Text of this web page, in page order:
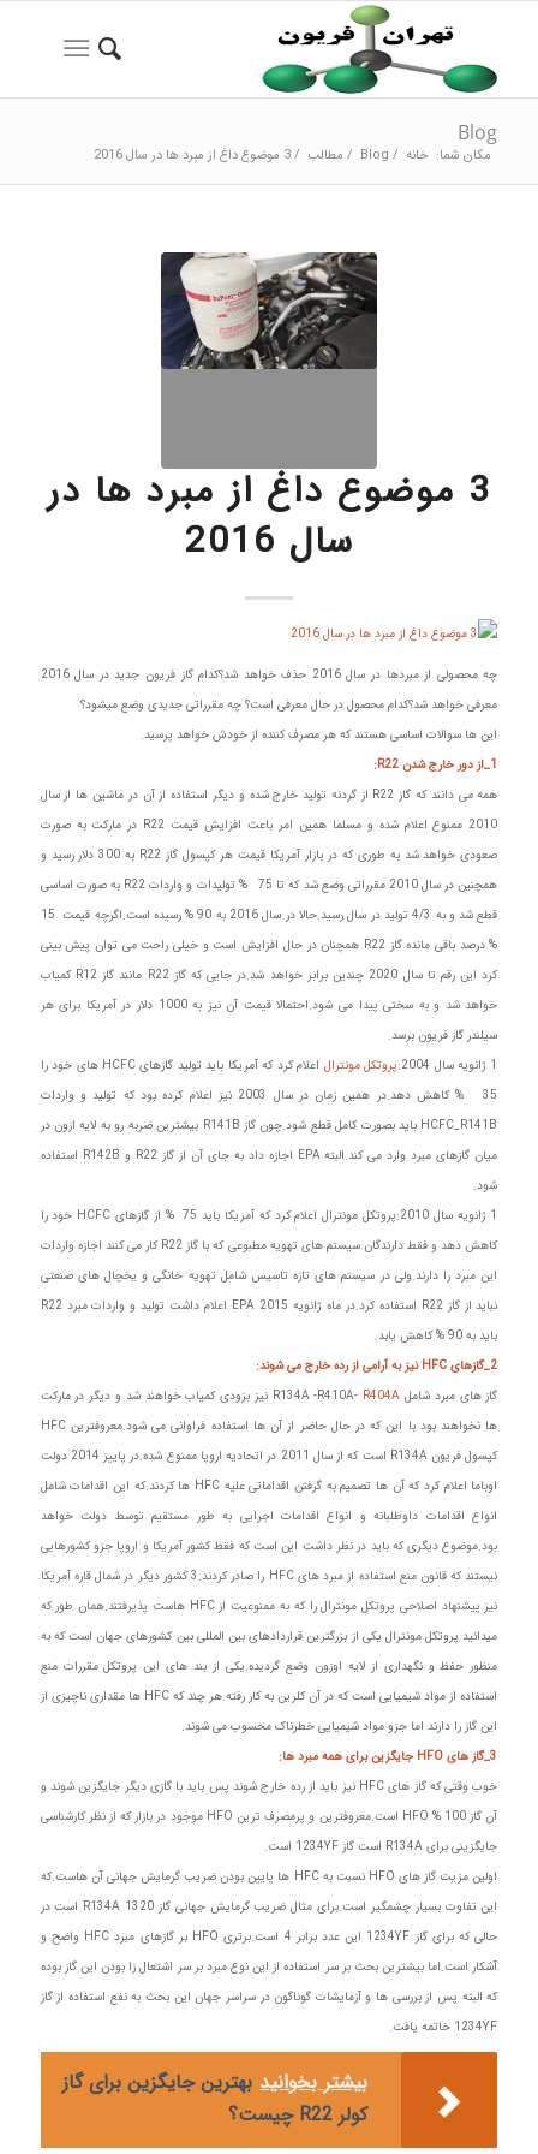
Blog
مکان شما: خانه /
Blog
/ مطالب / 3 موضوع داغ از مبرد ها در سال 2016
3 موضوع داغ از مبرد ها در
سال 2016
چه محصولی از مبردها در سال 2016 حذف خواهد شد؟کدام گاز فریون جدید در سال 2016
معرفی خواهد شد؟کدام محصول در حال معرفی است؟ چه مقرراتی جدیدی وضع میشود؟
این ها سوالات اساسی هستند که هر مصرف کننده از خودش خواهد پرسید.
1_از دور خارج شدن R22:
همه می دانند که گاز R22 از گردنه تولید خارج شده و دیگر استفاده از آن در ماشین ها از سال
2010 ممنوع اعلام شده و مسلما همین امر باعث افزایش قیمت R22 در مارکت به صورت
صعودی خواهد شد به طوری که در بازار آمریکا قیمت هر کپسول گاز R22 به 300 دلار رسید و
همچنین در سال 2010 مقرراتی وضع شد که تا 75 % تولیدات و واردات R22 به صورت اساسی
قطع شد و به 4/3 تولید در سال رسید.حالا در سال 2016 به 90 % رسیده است.اگرچه قیمت 15
% درصد باقی مانده گاز R22 همچنان در حال افزایش است و خیلی راحت می توان پیش بینی
کرد این رقم تا سال 2020 چندین برابر خواهد شد.در جایی که گاز R22 مانند گاز R12 کمیاب
خواهد شد و به سختی پیدا می شود.احتمالا قیمت آن نیز به 1000 دلار در آمریکا برای هر
سیلندر گاز فریون برسد.
1 ژانویه سال 2004:
پروتکل مونترال
اعلام کرد که آمریکا باید تولید گازهای HCFC های خود را
35 % کاهش دهد.در همین زمان در سال 2003 نیز اعلام کرده بود که تولید و واردات
HCFC_R141B باید بصورت کامل قطع شود.چون گاز R141B بیشترین ضربه رو به لایه ازون در
میان گازهای مبرد وارد می کند.البته EPA اجازه داد به جای آن از گاز R22 و R142B استفاده
شود.
1 ژانویه سال 2010:پروتکل مونترال اعلام کرد که آمریکا باید 75 % از گازهای HCFC خود را
کاهش دهد و فقط دارندگان سیستم های تهویه مطبوعی که با گاز R22 کار می کنند اجازه واردات
این مبرد را دارند.ولی در سیستم های تازه تاسیس شامل تهویه خانگی و یخچال های صنعتی
نباید از گاز R22 استفاده کرد.در ماه ژانویه 2015 EPA اعلام داشت تولید و واردات مبرد R22
باید به 90 % کاهش یابد.
2_گازهای HFC نیز به آرامی از رده خارج می شوند:
گاز های مبرد شامل R134A -R410A- R404A
نیز بزودی کمیاب خواهند شد و دیگر در مارکت
ها نخواهند بود با این که در حال حاضر از آن ها استفاده فراوانی می شود.معروفترین HFC
کپسول فریون R134A است که از سال 2011 در اتحادیه اروپا ممنوع شده.در پاییز 2014 دولت
اوباما اعلام کرد که آن ها تصمیم به گرفتن اقداماتی علیه HFC ها کردند.که این اقدامات شامل
انواع اقدامات داوطلبانه و انواع اقدامات اجرایی به طور مستقیم توسط دولت خواهد
بود.موضوع دیگری که باید در نظر داشت این است که فقط کشور آمریکا و اروپا جزو کشورهایی
نیستند که قانون منع استفاده از مبرد های HFC را صادر کردند.3 کشور دیگر در شمال قاره آمریکا
نیز پیشنهاد اصلاحی پروتکل مونترال را که به ممنوعیت از HFC هاست پذیرفتند.همان طور که
میدانید پروتکل مونترال یکی از بزرگترین قراردادهای بین المللی بین کشورهای جهان است که به
منظور حفظ و نگهداری از لایه اوزون وضع گردیده.یکی از بند های این پروتکل مقررات منع
استفاده از مواد شیمیایی است که در آن کلرین به کار رفته.هر چند که HFC ها مقداری ناچیزی از
این گاز را دارند اما جزو مواد شیمیایی خطرناک محسوب می شوند.
3_گاز های HFO جایگزین برای همه مبرد ها:
خوب وقتی که گاز های HFC نیز باید از رده خارج شوند پس باید با گازی دیگر جایگزین شوند و
آن گاز 100 % HFO است.معروفترین و پرمصرف ترین HFO موجود در بازار که از نظر کارشناسی
جایگزینی برای R134A است گاز 1234YF است.
اولین مزیت گاز های HFO نسبت به HFC ها پایین بودن ضریب گرمایش جهانی آن هاست.که
این تفاوت بسیار چشمگیر است.برای مثال ضریب گرمایش جهانی گاز R134A 1320 است در
حالی که برای گاز 1234YF این عدد برابر 4 است.برتری HFO بر گازهای مبرد HFC واضح و
آشکار است.اما بیشترین بحث بر سر استفاده از این نوع مبرد بر سر اشتعال زا بودن این گاز بوده
که البته پس از بررسی ها و آزمایشات گوناگون در سراسر جهان این بحث به نفع استفاده از گاز
1234YF خاتمه یافت.
بیشتر بخوانید بهترین جایگزین برای گاز
کولر R22 چیست؟